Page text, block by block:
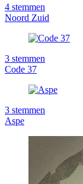
4 stemmen
Noord Zuid
3 stemmen
Code 37
3 stemmen
Aspe